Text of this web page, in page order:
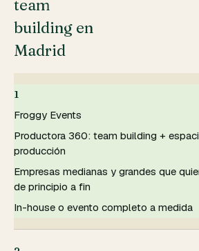
team
building en
Madrid
1
Froggy Events
Productora 360: team building +
producción
Empresas medianas y grandes que
de principio a fin
In-house o evento completo a medida